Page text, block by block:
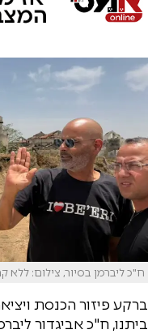
ח"כ ליברמן בסיור, צילום: ללא
ברקע פיזור הכנסת
ביתנו, ח"כ אביגדור